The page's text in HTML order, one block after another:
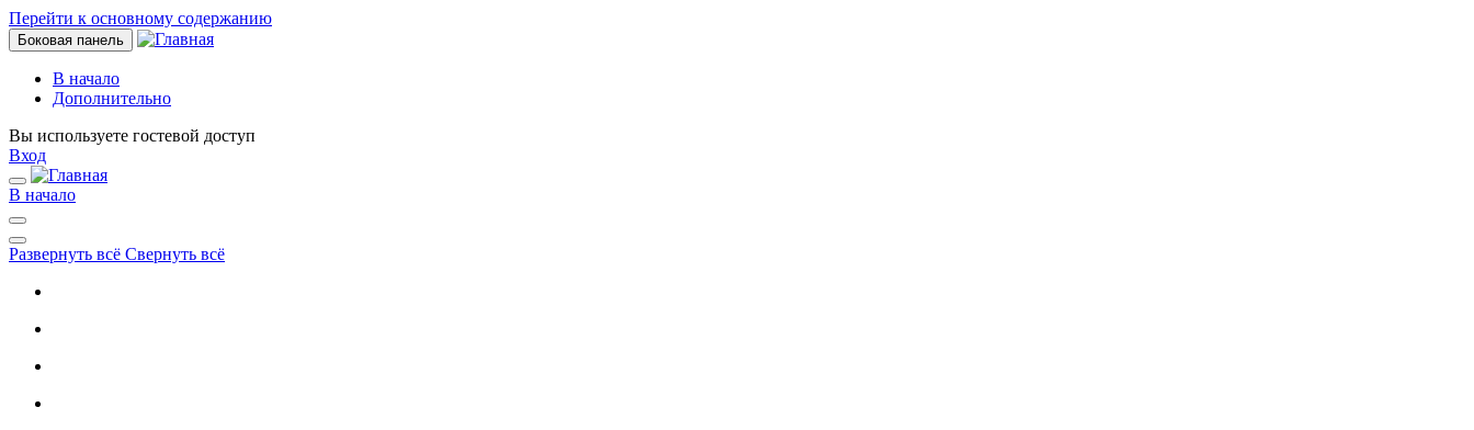
Перейти к основному содержанию
Боковая панель
В начало
Дополнительно
Вы используете гостевой доступ
Вход
В начало
Развернуть всё Свернуть всё